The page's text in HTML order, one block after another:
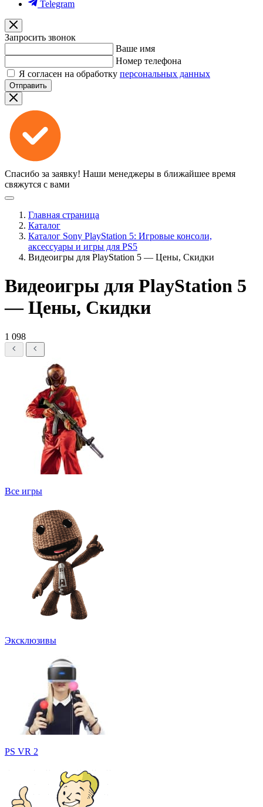
Telegram
Запросить звонок
Ваше имя
Номер телефона
Я согласен на обработку персональных данных
Отправить
Спасибо за заявку! Наши менеджеры в ближайшее время
свяжутся с вами
Главная страница
Каталог
Каталог Sony PlayStation 5: Игровые консоли,
аксессуары и игры для PS5
Видеоигры для PlayStation 5 — Цены, Скидки
Видеоигры для PlayStation 5
— Цены, Скидки
1 098
Все игры
Эксклюзивы
PS VR 2